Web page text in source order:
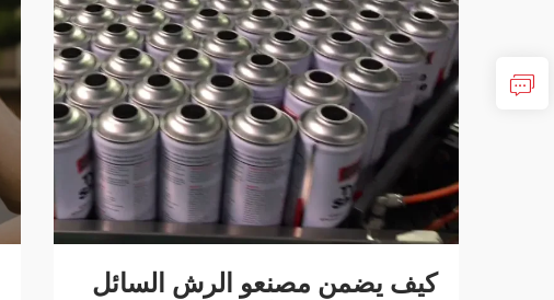
كيف يضمن مصنعو الرش السائل